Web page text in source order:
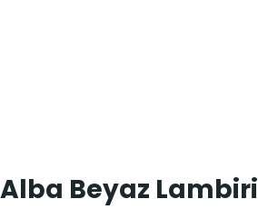
Alba Beyaz Lambiri